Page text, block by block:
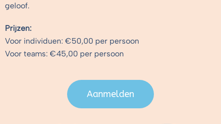
geloof.
Prijzen:
Voor individuen: €50,00 per persoon
Voor teams: €45,00 per persoon
Aanmelden